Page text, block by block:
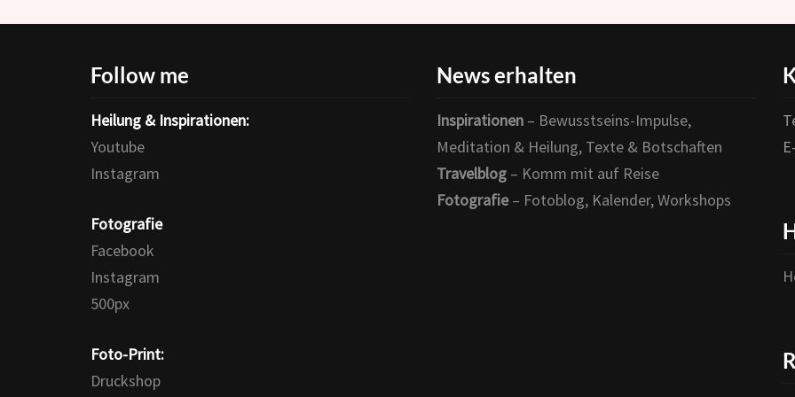
Follow me
Heilung & Inspirationen:
Youtube
Instagram
Fotografie
Facebook
Instagram
500px
Foto-Print:
Druckshop
News erhalten
Inspirationen – Bewusstseins-Impulse,
Meditation & Heilung, Texte & Botschaften
Travelblog – Komm mit auf Reise
Fotografie– Fotoblog, Kalender, Workshops